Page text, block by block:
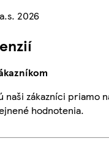
2026
naši zákazníci priamo
hodnotenia.